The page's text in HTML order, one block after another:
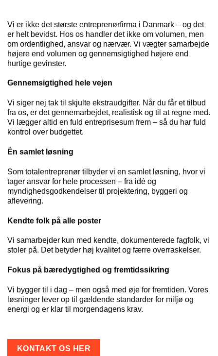
Vi er ikke det største entreprenørfirma i Danmark – og det
er helt bevidst. Hos os handler det ikke om volumen, men
om ordentlighed, ansvar og nærvær. Vi vægter samarbejde
højere end volumen og gennemsigtighed højere end
hurtige gevinster.
Gennemsigtighed hele vejen
Vi siger nej tak til skjulte ekstraudgifter. Når du får et tilbud
fra os, er det gennemarbejdet, realistisk og til at regne med.
Vi lægger altid en fuld entreprisesum frem – så du har fuld
kontrol over budgettet.
Én samlet løsning
Som totalentreprenør tilbyder vi en samlet løsning, hvor vi
tager ansvar for hele processen – fra idé og
myndighedsgodkendelser til projektering, byggeri og
aflevering.
Kendte folk på alle poster
Vi samarbejder kun med kendte, dokumenterede fagfolk, vi
stoler på. Det betyder høj kvalitet og færre overraskelser.
Fokus på bæredygtighed og fremtidssikring
Vi bygger til i dag – men også med øje for fremtiden. Vores
løsninger lever op til gældende standarder for miljø og
energi og er klar til morgendagens krav.
KONTAKT OS HER